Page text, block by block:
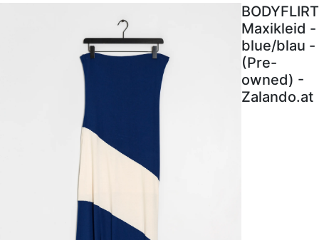
BODYFLIRT
Maxikleid -
blue/blau -
(Pre-
owned) -
Zalando.at